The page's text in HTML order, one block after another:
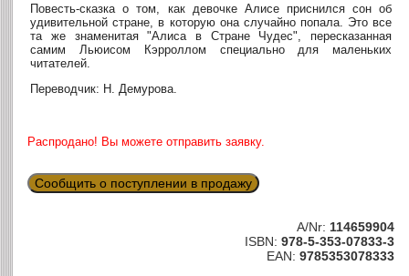
Повесть-сказка о том, как девочке Алисе приснился сон об
удивительной стране, в которую она случайно попала. Это все
та же знаменитая "Алиса в Стране Чудес", пересказанная
самим Льюисом Кэрроллом специально для маленьких
читателей.
Переводчик: Н. Демурова.
Распродано! Вы можете отправить заявку.
Сообщить о поступлении в продажу
A/Nr: 114659904
ISBN: 978-5-353-07833-3
EAN: 9785353078333